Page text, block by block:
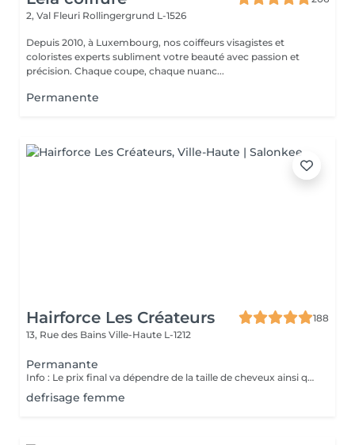
2, Val Fleuri Rollingergrund L-1526
Depuis 2010, à Luxembourg, nos coiffeurs visagistes et
coloristes experts subliment votre beauté avec passion et
précision. Chaque coupe, chaque nuanc...
Permanente
Hairforce Les Créateurs
188
13, Rue des Bains Ville-Haute L-1212
Permanante
Info : Le prix final va dépendre de la taille de cheveux ainsi que la quantité des produits finalement utilisés. Pour les étudiants -20% sur toutes les techniques.
defrisage femme